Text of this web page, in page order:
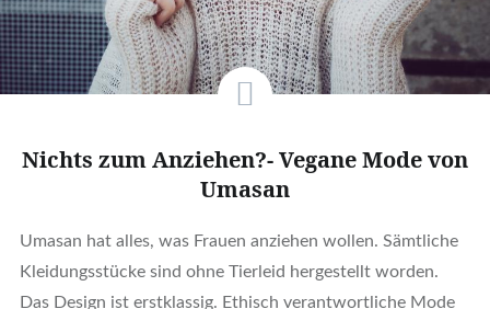
Nichts zum Anziehen?- Vegane Mode von
Umasan
Umasan hat alles, was Frauen anziehen wollen. Sämtliche
Kleidungsstücke sind ohne Tierleid hergestellt worden.
Das Design ist erstklassig. Ethisch verantwortliche Mode